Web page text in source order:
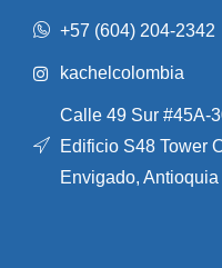
+57 (604) 204-2342
kachelcolombia
Calle 49 Sur #45A-
Edificio S48 Tower
Envigado,